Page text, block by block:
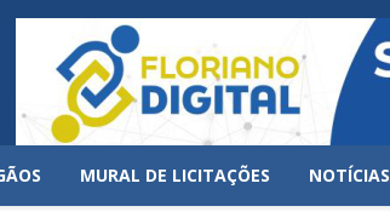
MURAL DE LICITAÇÕES NOTÍCIAS